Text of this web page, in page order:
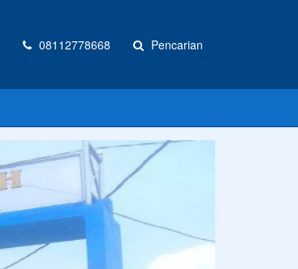
08112778668 Pencarian